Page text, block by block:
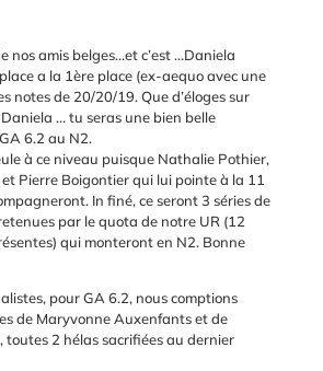
nos amis belges…et c’est …Daniela
a la 1ère place (ex-aequo avec une
notes de 20/20/19. Que d’éloges sur
… tu seras une bien belle
6.2 au N2.
à ce niveau puisque Nathalie Pothier,
Pierre Boigontier qui lui pointe à la 11
In finé, ce seront 3 séries de
par le quota de notre UR (12
qui monteront en N2. Bonne
pour GA 6.2, nous comptions
de Maryvonne Auxenfants et de
toutes 2 hélas sacrifiées au dernier